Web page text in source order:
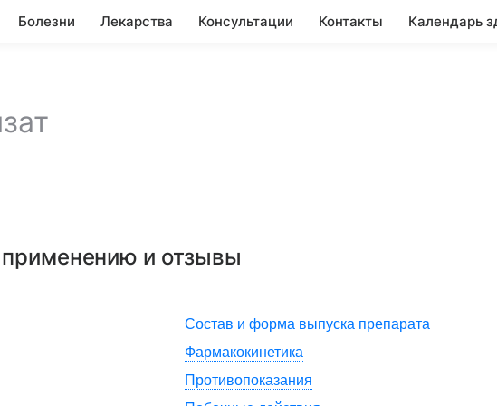
Болезни Лекарства Консультации Контакты Календарь
и отзывы
Состав и форма выпуска препарата
Фармакокинетика
Противопоказания